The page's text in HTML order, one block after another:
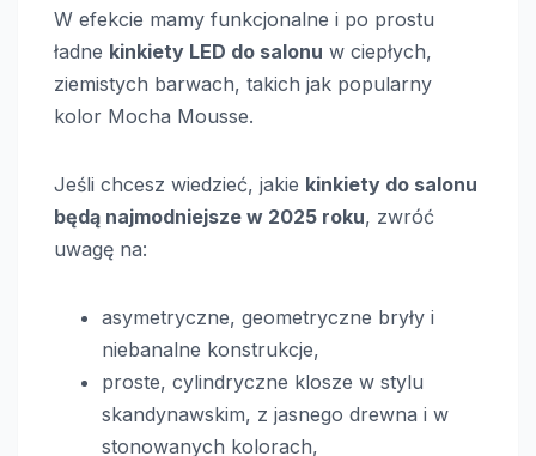
W efekcie mamy funkcjonalne i po prostu
ładne kinkiety LED do salonu w ciepłych,
ziemistych barwach, takich jak popularny
kolor Mocha Mousse.
Jeśli chcesz wiedzieć, jakie kinkiety do salonu
będą najmodniejsze w 2025 roku, zwróć
uwagę na:
asymetryczne, geometryczne bryły i
niebanalne konstrukcje,
proste, cylindryczne klosze w stylu
skandynawskim, z jasnego drewna i w
stonowanych kolorach,